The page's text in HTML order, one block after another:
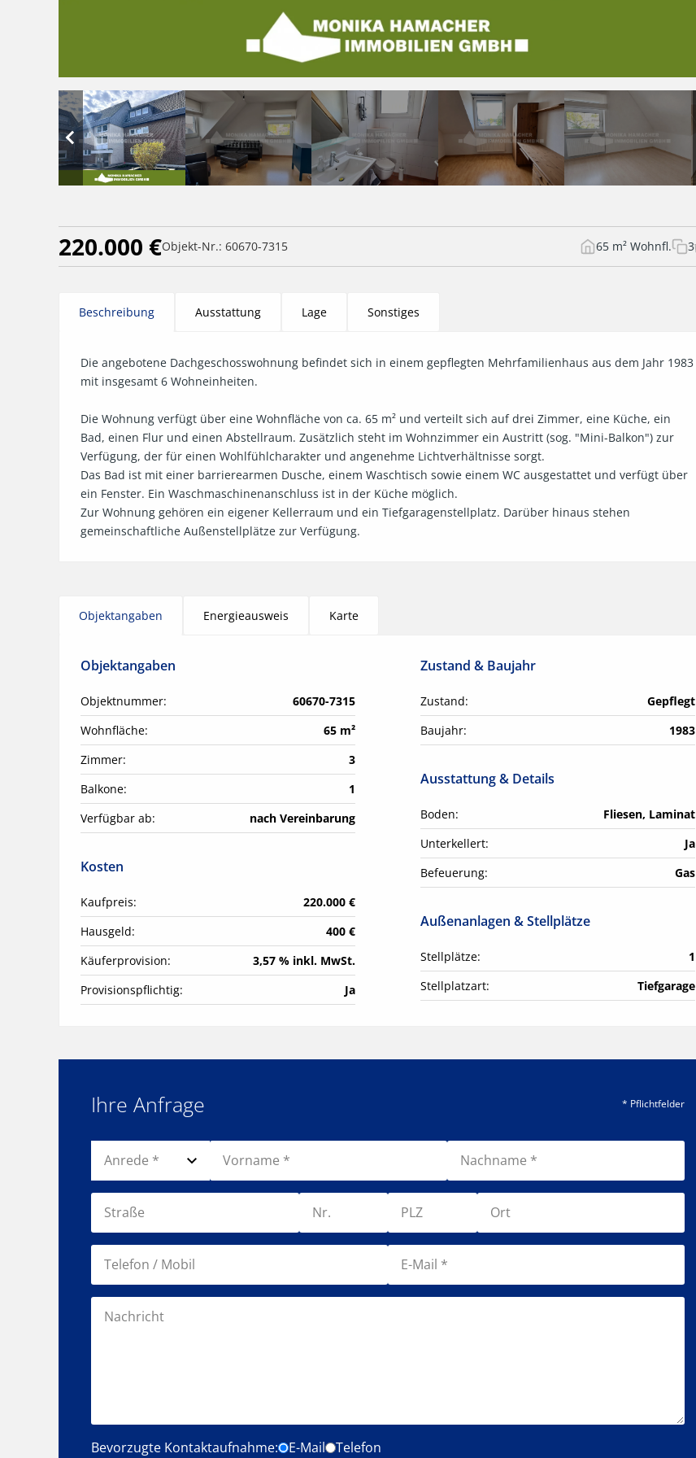
220.000 €Objekt-Nr.: 60670-7315 65 m² Wohnfl. 3
Beschreibung Ausstattung Lage Sonstiges
Die angebotene Dachgeschosswohnung befindet sich in einem gepflegten Mehrfamilienhaus aus dem Jahr 1983
mit insgesamt 6 Wohneinheiten.
Die Wohnung verfügt über eine Wohnfläche von ca. 65 m² und verteilt sich auf drei Zimmer, eine Küche, ein
Bad, einen Flur und einen Abstellraum. Zusätzlich steht im Wohnzimmer ein Austritt (sog. "Mini-Balkon") zur
Verfügung, der für einen Wohlfühlcharakter und angenehme Lichtverhältnisse sorgt.
Das Bad ist mit einer barrierearmen Dusche, einem Waschtisch sowie einem WC ausgestattet und verfügt über
ein Fenster. Ein Waschmaschinenanschluss ist in der Küche möglich.
Zur Wohnung gehören ein eigener Kellerraum und ein Tiefgaragenstellplatz. Darüber hinaus stehen
gemeinschaftliche Außenstellplätze zur Verfügung.
Objektangaben Energieausweis Karte
Objektangaben
Objektnummer:
60670-7315
Wohnfläche:
65 m²
Zimmer:
3
Balkone:
1
Verfügbar ab:
nach Vereinbarung
Kosten
Kaufpreis:
220.000 €
Hausgeld:
400 €
Käuferprovision:
3,57 % inkl. MwSt.
Provisionspflichtig:
Ja
Zustand & Baujahr
Zustand:
Gepflegt
Baujahr:
1983
Ausstattung & Details
Boden:
Fliesen, Laminat
Unterkellert:
Ja
Befeuerung:
Gas
Außenanlagen & Stellplätze
Stellplätze:
1
Stellplatzart:
Tiefgarage
Ihre Anfrage * Pflichtfelder
Bevorzugte Kontaktaufnahme: E-Mail Telefon